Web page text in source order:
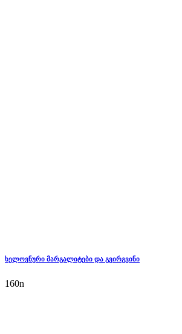
ხელოვნური მარგალიტები და გვირგვინი
160n